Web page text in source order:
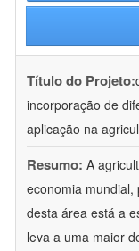
Título do Projeto:
incorporação de
aplicação na
Resumo: A
economia
desta área está a
leva a uma maior